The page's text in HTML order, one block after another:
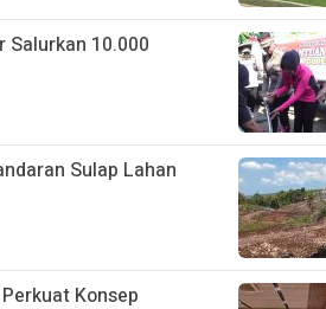
Salurkan 10.000
Sulap Lahan
Konsep